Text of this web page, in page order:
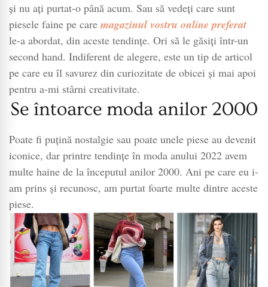
și nu ați purtat-o până acum. Sau să vedeți care sunt
piesele faine pe care magazinul vostru online preferat
le-a abordat, din aceste tendințe. Ori să le găsiți într-un
second hand. Indiferent de alegere, este un tip de articol
pe care eu îl savurez din curiozitate de obicei și mai apoi
pentru a-mi stârni creativitate.
Se întoarce moda anilor 2000
Poate fi puțină nostalgie sau poate unele piese au devenit
iconice, dar printre tendințe în moda anului 2022 avem
multe haine de la începutul anilor 2000. Ani pe care eu i-
am prins și recunosc, am purtat foarte multe dintre aceste
piese.